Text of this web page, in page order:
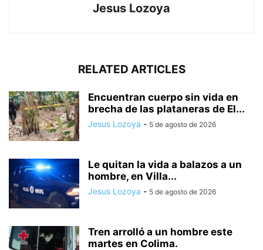
Jesus Lozoya
RELATED ARTICLES
Encuentran cuerpo sin vida en
brecha de las plataneras de El...
Jesus Lozoya - 5 de agosto de 2026
Le quitan la vida a balazos a un
hombre, en Villa...
Jesus Lozoya - 5 de agosto de 2026
Tren arrolló a un hombre este
martes en Colima.